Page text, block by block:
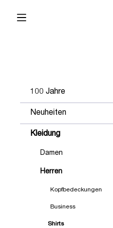
100 Jahre
Neuheiten
Kleidung
Damen
Herren
Kopfbedeckungen
Business
Shirts